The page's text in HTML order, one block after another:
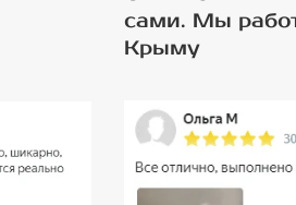
сами. Мы
Крыму